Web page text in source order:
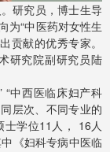
研究员，博士生导
为“中医药对女性生
贡献的优秀专家。
研究院副研究员陆
中西医临床妇产科
层次、不同专业的
学位11人， 16人
《妇科专病中医临